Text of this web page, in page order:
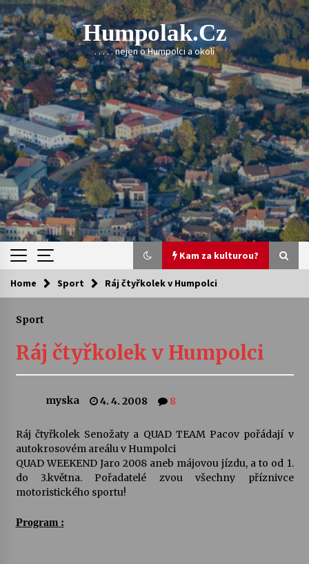
Skip
to
content
Humpolak.cz
. . . . . nejen o Humpolci a okolí
Kam za kulturou?
Kam za kulturou?
Sukuba Ensemble
4. 8. 2026
Vernisáž výstavy Josefíny Duškové: Stávám se
kapkou
Veselí muzikanti
30. 7. 2026
Home Sport Ráj čtyřkolek v Humpolci
Sport
Ráj čtyřkolek v Humpolci
myska 4. 4. 2008 8
Ráj čtyřkolek Senožaty a QUAD TEAM Pacov pořádají v
autokrosovém areálu v Humpolci
QUAD WEEKEND Jaro 2008 aneb májovou jízdu, a to od 1.
do 3.května. Pořadatelé zvou všechny příznivce
motoristického sportu!
Program :